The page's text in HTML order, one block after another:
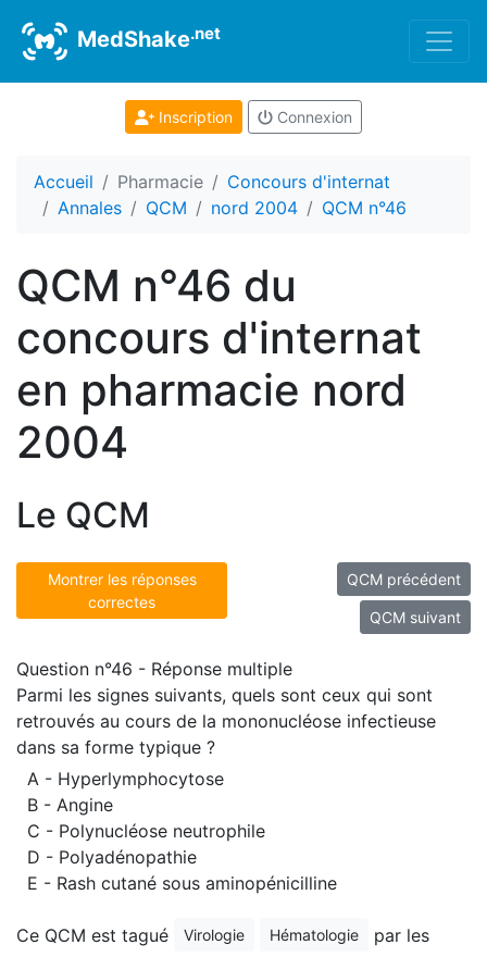
MedShake.net
Inscription Connexion
Accueil Pharmacie
Concours d'internat
Annales
QCM nord 2004 QCM n°46
QCM n°46 du
concours d'internat
en pharmacie nord
2004
Le QCM
Montrer les réponses
correctes
QCM précédent
QCM suivant
Question n°46 - Réponse multiple
Parmi les signes suivants, quels sont ceux qui sont
retrouvés au cours de la mononucléose infectieuse
dans sa forme typique ?
A - Hyperlymphocytose
B - Angine
C - Polynucléose neutrophile
D - Polyadénopathie
E - Rash cutané sous aminopénicilline
Ce QCM est tagué Virologie Hématologie
par les